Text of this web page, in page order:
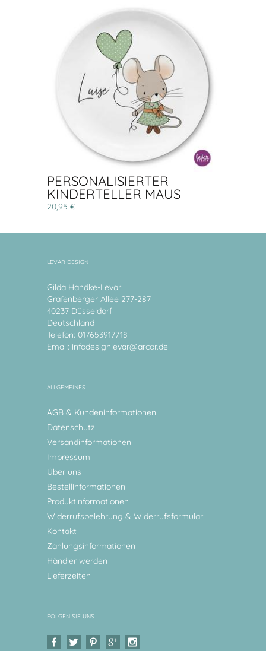
PERSONALISIERTER
KINDERTELLER MAUS
20,95 €
LEVAR DESIGN
Gilda Handke-Levar
Grafenberger Allee 277-287
40237 Düsseldorf
Deutschland
Telefon: 017653917718
Email: infodesignlevar@arcor.de
ALLGEMEINES
AGB & Kundeninformationen
Datenschutz
Versandinformationen
Impressum
Über uns
Bestellinformationen
Produktinformationen
Widerrufsbelehrung & Widerrufsformular
Kontakt
Zahlungsinformationen
Händler werden
Lieferzeiten
FOLGEN SIE UNS